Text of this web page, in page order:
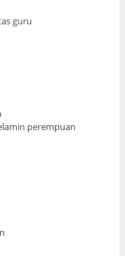
guru
perempuan